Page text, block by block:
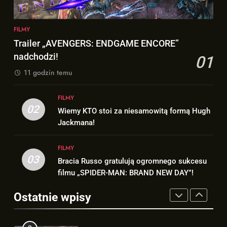
MAN”!
1
ENCORE” nadchodzi!
formą Hugh Jackmana!
FILMY
3
Bracia Russo gratulują
„SPIDER-MAN: BRAND NEW
DAY”!
FILMY
4
FILMY
Trailer „AVENGERS: ENDGAME ENCORE”
nadchodzi!
01
11 godzin temu
02
FILMY
Wiemy KTO stoi za niesamowitą formą Hugh
Jackmana!
03
FILMY
Bracia Russo gratulują ogromnego sukcesu
filmu „SPIDER-MAN: BRAND NEW DAY”!
Ostatnie wpisy
8
Andrew Garfield stawia warunek
filmie „THE AMAZING SPIDER-
Trailer „AVENGERS: ENDGAME
ENCORE” nadchodzi!
2
Wiemy KTO stoi za niesamowitą
formą Hugh Jackmana!
FILMY